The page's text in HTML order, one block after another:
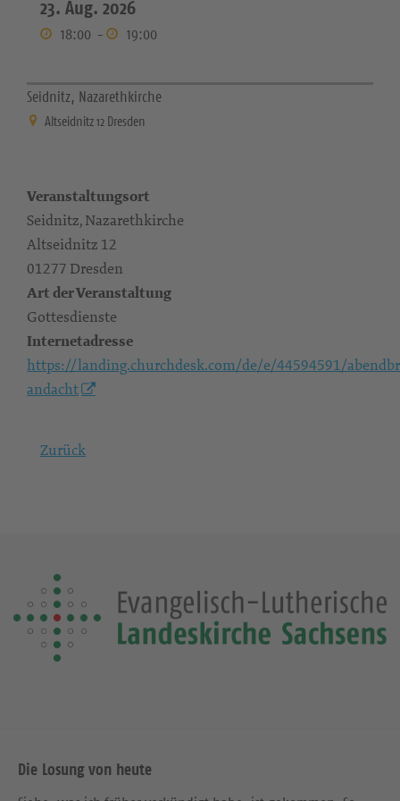
23. Aug. 2026
18:00 - 19:00
Seidnitz, Nazarethkirche
Altseidnitz 12 Dresden
Veranstaltungsort
Seidnitz, Nazarethkirche
Altseidnitz 12
01277 Dresden
Art der Veranstaltung
Gottesdienste
Internetadresse
https://landing.churchdesk.com/de/e/44594591/
andacht
Zurück
Die Losung von heute